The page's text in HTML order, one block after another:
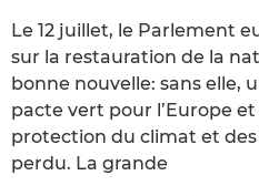
Le 12 juillet, le Parlement
sur la restauration de la
bonne nouvelle: sans elle,
pacte vert pour l’Europe
protection du climat et
perdu. La grande